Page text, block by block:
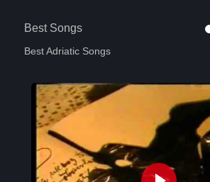
Best Songs
Best Adriatic Songs